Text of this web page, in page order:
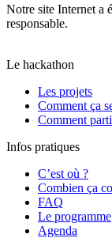
Notre site Internet a
responsable.
Le hackathon
Les projets
Comment ça
Comment
Infos pratiques
C’est où ?
Combien ça
FAQ
Le programme
Agenda